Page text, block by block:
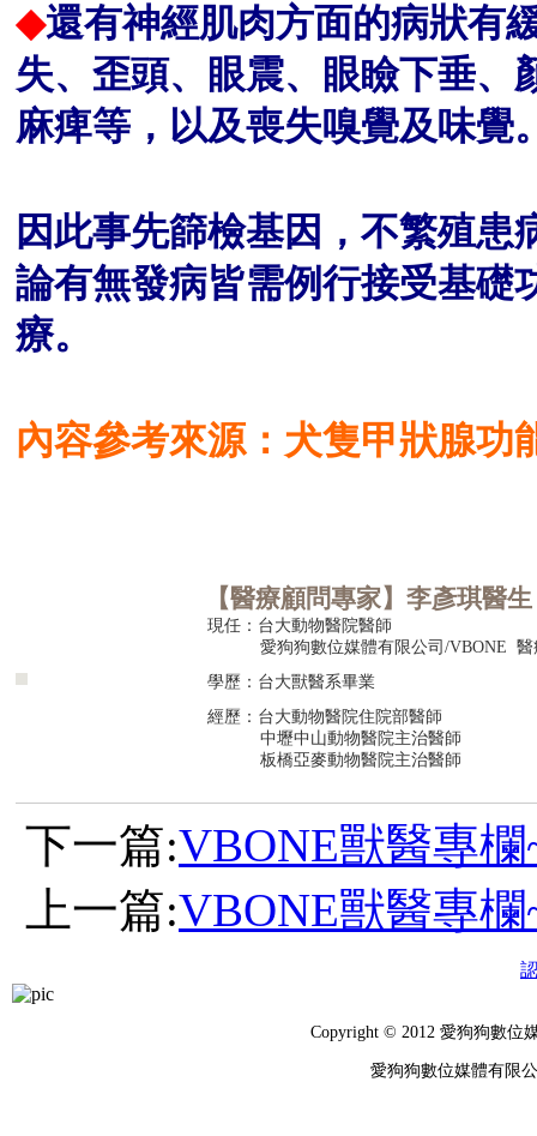
◆還有神經肌肉方面的病狀有
失、歪頭、眼震、眼瞼下垂、
麻痺等，以及喪失嗅覺及味覺
因此事先篩檢基因，不繁殖患
論有無發病皆需例行接受基礎
療。
內容參考來源：犬隻甲狀腺功
【醫療顧問專家】李彥琪醫生
現任：台大動物醫院醫師
愛狗狗數位媒體有限公司/VBONE 醫
學歷：台大獸醫系畢業
經歷：台大動物醫院住院部醫師
中壢中山動物醫院主治醫師
板橋亞麥動物醫院主治醫師
下一篇:VBONE獸醫專
上一篇:VBONE獸醫專
Copyright © 2012 愛狗狗數位
愛狗狗數位媒體有限